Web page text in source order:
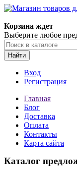
Корзина ждет
Выберите любое
Найти
Вход
Регистрация
Главная
Блог
Доставка
Оплата
Контакты
Карта сайта
Каталог